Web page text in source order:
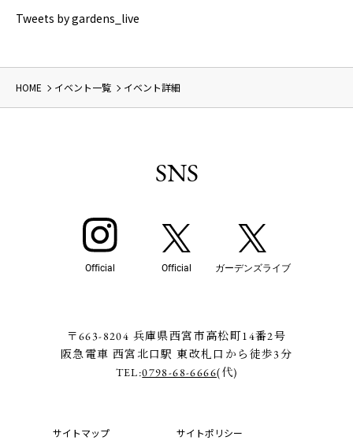
Tweets by gardens_live
HOME イベント一覧 イベント詳細
SNS
Official Official ガーデンズライブ
〒663-8204 兵庫県西宮市高松町14番2号
阪急電車 西宮北口駅 東改札口から徒歩3分
TEL:0798-68-6666(代)
サイトマップ サイトポリシー